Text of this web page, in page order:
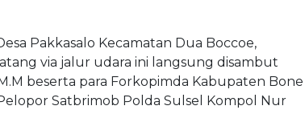
Pakkasalo Kecamatan Dua Boccoe,
via jalur udara ini langsung disambut
beserta para Forkopimda Kabupaten Bone
Satbrimob Polda Sulsel Kompol Nur